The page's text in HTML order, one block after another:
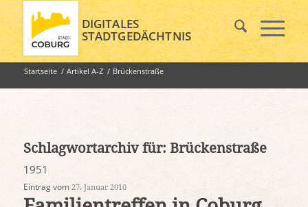
DIGITALES
STADTGEDÄCHTNIS
Startseite / Artikel A-Z / Brückenstraße
Schlagwortarchiv für: Brückenstraße
1951
Eintrag vom 27. Januar 2010